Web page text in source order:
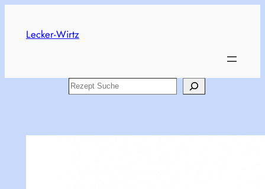
content
Lecker-Wirtz